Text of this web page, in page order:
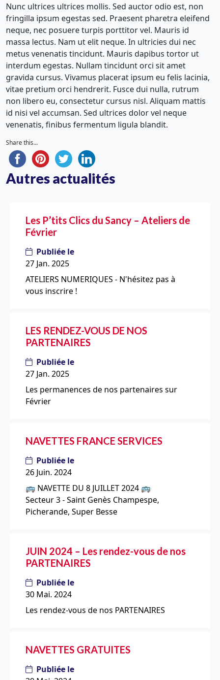
Nunc ultrices ultrices mollis. Sed auctor odio est, non
fringilla ipsum egestas sed. Praesent pharetra eleifend
neque, nec posuere turpis porttitor vel. Mauris id
massa lectus. Nam ut elit neque. In ultricies dui nec
metus venenatis tincidunt. Mauris dapibus tortor ut
interdum egestas. Nullam tincidunt orci sit amet
gravida cursus. Vivamus placerat ipsum eu felis lacinia,
vitae pretium orci hendrerit. Fusce dui nulla, rutrum
non libero eu, consectetur cursus nisl. Aliquam mattis
id nisi vel accumsan. Sed ultrices dolor vel neque
venenatis, finibus fermentum ligula blandit.
Share this...
Autres actualités
Les P’tits Clics du Sancy – Ateliers de
Février
Publiée le
27 Jan. 2025
ATELIERS NUMERIQUES - N'hésitez pas à
vous inscrire !
LES RENDEZ-VOUS DE NOS
PARTENAIRES
Publiée le
27 Jan. 2025
Les permanences de nos partenaires sur
Février
NAVETTES FRANCE SERVICES
Publiée le
26 Juin. 2024
🚌 NAVETTE DU 8 JUILLET 2024 🚌
Secteur 3 - Saint Genès Champespe,
Picherande, Super Besse
JUIN 2024 – Les rendez-vous de nos
PARTENAIRES
Publiée le
30 Mai. 2024
Les rendez-vous de nos PARTENAIRES
NAVETTES GRATUITES
Publiée le